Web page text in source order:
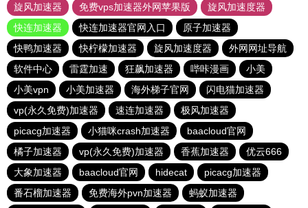
旋风加速器
免费vps加速器外网苹果版
旋风加速度器
快连加速器
快连加速器官网入口
原子加速器
快鸭加速器
快柠檬加速器 旋风加速度器
外网网址导航
软件中心
雷霆加速 狂飙加速器 哔咔漫画
小美
小美vpn
小美加速器 海外梯子官网
闪电猫加速器
vp(永久免费)加速器
速连加速器
极风加速器
picacg加速器
小猫咪crash加速器
baacloud官网
橘子加速器
vp(永久免费)加速器 香蕉加速器
优云666
大象加速器
baacloud官网 hidecat
picacg加速器
番石榴加速器
免费海外pvn加速器 蚂蚁加速器